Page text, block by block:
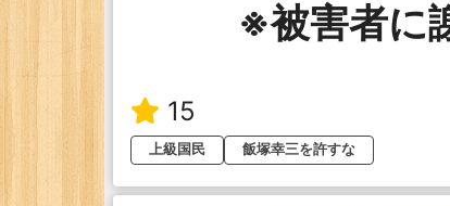
※被害者に
15
上級国民
飯塚幸三を許すな